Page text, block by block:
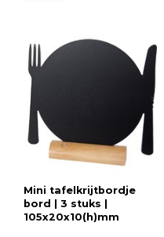
Mini tafelkrijtbordje
bord | 3 stuks |
105x20x10(h)mm